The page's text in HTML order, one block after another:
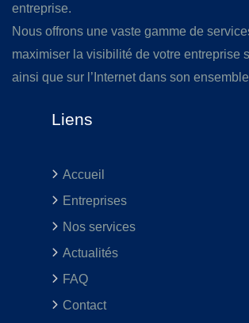
entreprise.
Nous offrons une vaste gamme de
maximiser la visibilité de votre entreprise
ainsi que sur l’Internet dans son
Liens
Accueil
Entreprises
Nos services
Actualités
FAQ
Contact